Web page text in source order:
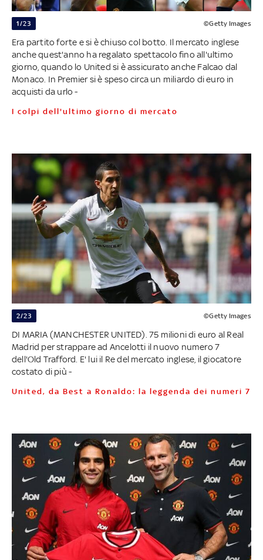
1/23 ©Getty Images
Era partito forte e si è chiuso col botto. Il mercato inglese
anche quest'anno ha regalato spettacolo fino all'ultimo
giorno, quando lo United si è assicurato anche Falcao dal
Monaco. In Premier si è speso circa un miliardo di euro in
acquisti da urlo -
I colpi dell'ultimo giorno di mercato
2/23 ©Getty Images
DI MARIA (MANCHESTER UNITED). 75 milioni di euro al Real
Madrid per strappare ad Ancelotti il nuovo numero 7
dell'Old Trafford. E' lui il Re del mercato inglese, il giocatore
costato di più -
United, da Best a Ronaldo: la leggenda dei numeri 7